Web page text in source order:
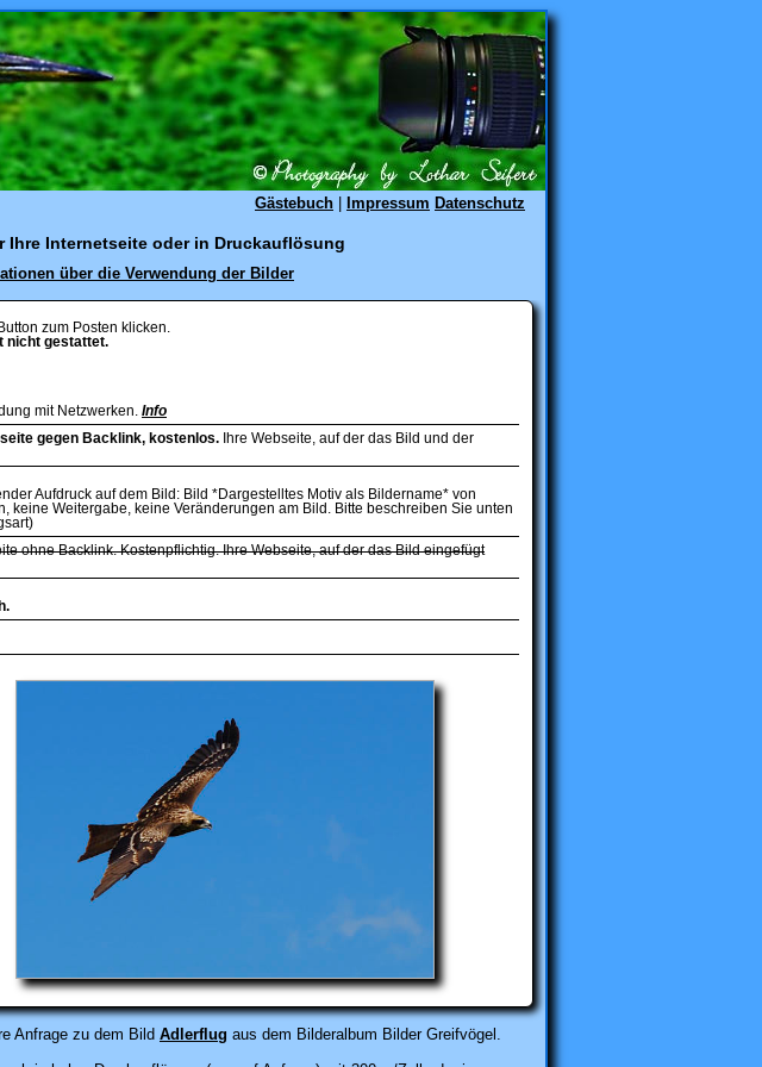
Gästebuch Impressum Datenschutz
Internetseite oder in Druckauflösung
über die Verwendung der Bilder
zum Posten klicken.
nicht gestattet.
mit Netzwerken. Info
gegen Backlink, kostenlos. Ihre Webseite, auf der das Bild und der
Aufdruck auf dem Bild: Bild *Dargestelltes Motiv als Bildername* von
keine Weitergabe, keine Veränderungen am Bild. Bitte beschreiben Sie unten
ohne Backlink. Kostenpflichtig. Ihre Webseite, auf der das Bild eingefügt
Anfrage zu dem Bild Adlerflug aus dem Bilderalbum Bilder Greifvögel.